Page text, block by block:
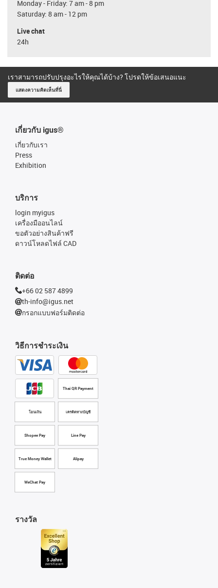
Monday - Friday: 7 am - 8 pm
Saturday: 8 am - 12 pm
Live chat
24h
เราสามารถปรับปรุงอะไรให้คุณได้บ้าง? โปรดให้ข้อเสนอแนะ
แสดงความคิดเห็นที่นี่
เกี่ยวกับ igus®
เกี่ยวกับเรา
Press
Exhibition
วิธีการชำระเงิน
Thai QR Payment
โอนเงิน เครดิตทางบัญชี
Shopee Pay Line Pay
True Money Wallet Alipay
WeChat Pay
บริการ
login myigus
เครื่องมืออนไลน์
ขอตัวอย่างสินค้าฟรี
ดาวน์โหลดไฟล์ CAD
รางวัล
ติดต่อ
+66 02 587 4899
th-info@igus.net
กรอกแบบฟอร์มติดต่อ